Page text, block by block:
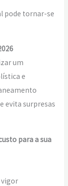
pode tornar-se
um
e
evita surpresas
para a sua
vigor